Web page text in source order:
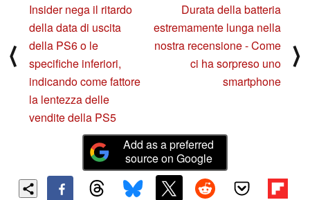
⟨
Insider nega il ritardo
della data di uscita
della PS6 o le
specifiche inferiori,
indicando come fattore
la lentezza delle
vendite della PS5
Durata della batteria
estremamente lunga nella
nostra recensione - Come
ci ha sorpreso uno
smartphone
⟩
Add as a preferred
source on Google